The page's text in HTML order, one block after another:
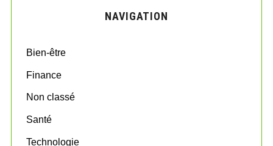
o
:
NAVIGATION
Bien-être
Finance
Non classé
Santé
Technologie